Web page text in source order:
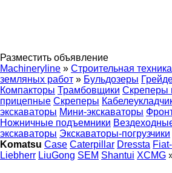
Разместить объявление
Machineryline » Строительная техника
земляных работ » Бульдозеры
Компакторы Трамбовщики Скреперы
прицепные Скреперы
экскаваторы Мини-экскаваторы
Ножничные подъемники
экскаваторы Экскаваторы-погрузчики
Komatsu Case Caterpillar Dressta
Liebherr LiuGong SEM Shantui XCMG